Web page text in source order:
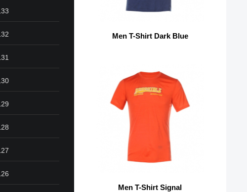
Men T-Shirt Dark Blue
Men T-Shirt Signal